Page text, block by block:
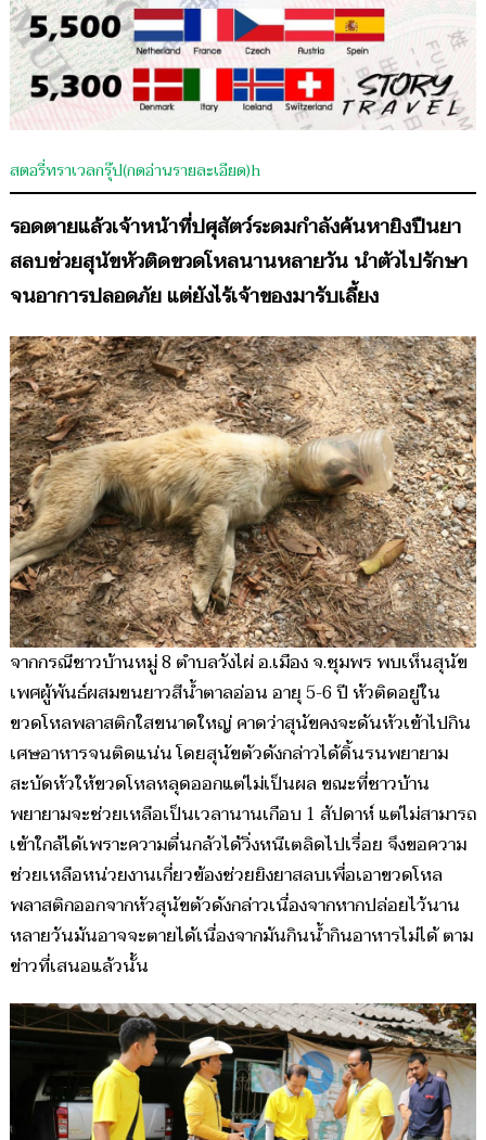
สตอรี่ทราเวลกรุ๊ป(กดอ่านรายละเอียด)h
รอดตายแล้วเจ้าหน้าที่ปศุสัตว์ระดมกำลังค้นหายิงปืนยา
สลบช่วยสุนัขหัวติดขวดโหลนานหลายวัน นำตัวไปรักษา
จนอาการปลอดภัย แต่ยังไร้เจ้าของมารับเลี้ยง
จากกรณีชาวบ้านหมู่ 8 ตำบลวังไผ่ อ.เมือง จ.ชุมพร พบเห็นสุนัข
เพศผู้พันธ์ผสมขนยาวสีน้ำตาลอ่อน อายุ 5-6 ปี หัวติดอยู่ใน
ขวดโหลพลาสติกใสขนาดใหญ่ คาดว่าสุนัขคงจะดันหัวเข้าไปกิน
เศษอาหารจนติดแน่น โดยสุนัขตัวดังกล่าวได้ดิ้นรนพยายาม
สะบัดหัวให้ขวดโหลหลุดออกแต่ไม่เป็นผล ขณะที่ชาวบ้าน
พยายามจะช่วยเหลือเป็นเวลานานเกือบ 1 สัปดาห์ แต่ไม่สามารถ
เข้าใกล้ได้เพราะความตื่นกลัวได้วิ่งหนีเตลิดไปเรื่อย จึงขอความ
ช่วยเหลือหน่วยงานเกี่ยวข้องช่วยยิงยาสลบเพื่อเอาขวดโหล
พลาสติกออกจากหัวสุนัขตัวดังกล่าวเนื่องจากหากปล่อยไว้นาน
หลายวันมันอาจจะตายได้เนื่องจากมันกินน้ำกินอาหารไม่ได้ ตาม
ข่าวที่เสนอแล้วนั้น